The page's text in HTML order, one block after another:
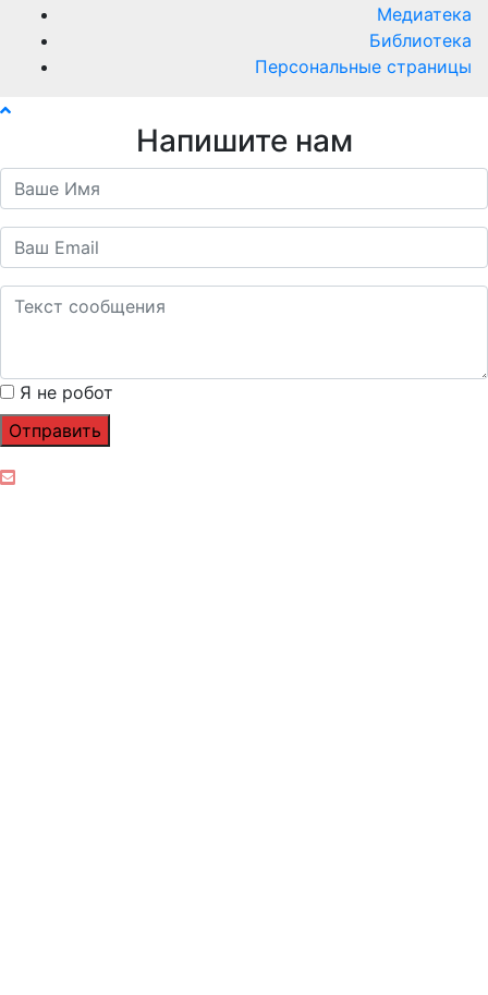
Медиатека
Библиотека
Персональные страницы
Напишите нам
Я не робот
Отправить